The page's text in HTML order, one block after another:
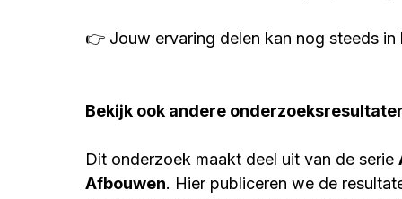
👉 Jouw ervaring delen kan nog steeds in
Bekijk ook andere
Dit onderzoek maakt deel uit van de serie
Afbouwen. Hier publiceren we de